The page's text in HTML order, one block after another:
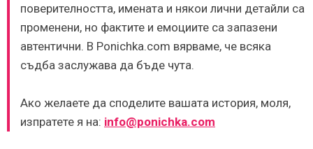
поверителността, имената и някои лични детайли са
променени, но фактите и емоциите са запазени
автентични. В Ponichka.com вярваме, че всяка
съдба заслужава да бъде чута.
Ако желаете да споделите вашата история, моля,
изпратете я на: info@ponichka.com